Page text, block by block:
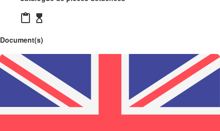
content_paste hourglass_top
Document(s)